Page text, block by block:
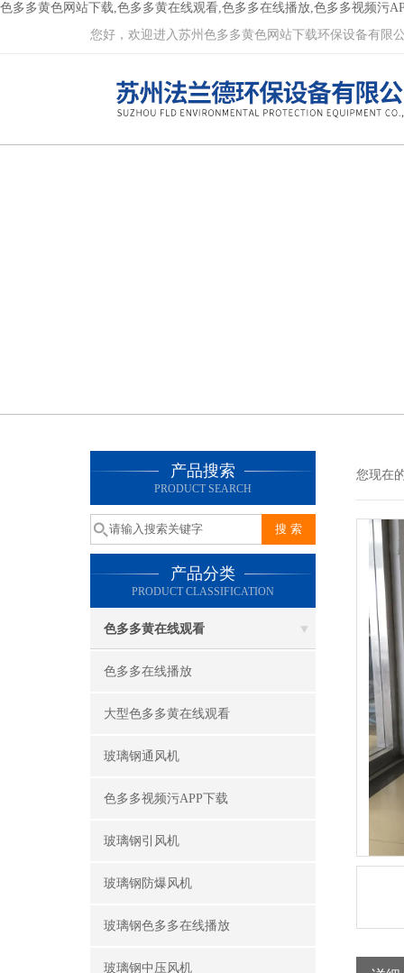
色多多黄色网站下载,色多多黄在线观看,色多多在线播放,色多多视频污
您好，欢迎进入苏州色多多黄色网站下载环保设备有限公司
产品搜索
PRODUCT SEARCH
产品分类
PRODUCT CLASSIFICATION
色多多黄在线观看
色多多在线播放
大型色多多黄在线观看
玻璃钢通风机
色多多视频污APP下载
玻璃钢引风机
玻璃钢防爆风机
玻璃钢色多多在线播放
玻璃钢中压风机
您现在的